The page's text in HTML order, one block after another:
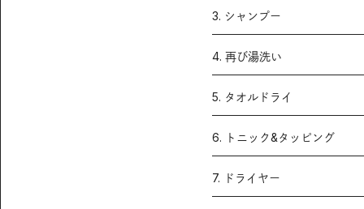
3. シャンプー
4. 再び湯洗い
5. タオルドライ
6. トニック&タッピング
7. ドライヤー